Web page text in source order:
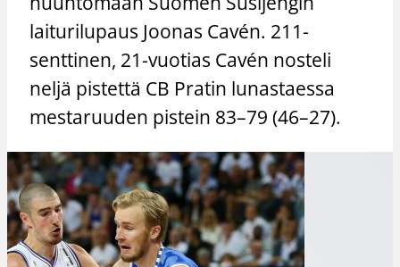
laiturilupaus Joonas Cavén. 211-
senttinen, 21-vuotias Cavén nosteli
neljä pistettä CB Pratin lunastaessa
mestaruuden pistein 83–79 (46–27).